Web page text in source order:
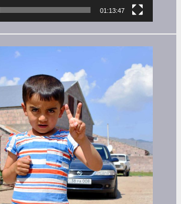
01:13:47